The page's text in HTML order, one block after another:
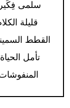
سلمى
قليلة
القطط
تأمل